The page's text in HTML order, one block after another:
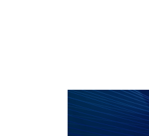
CAPA SOBRE
NOTÍCIAS
PARA